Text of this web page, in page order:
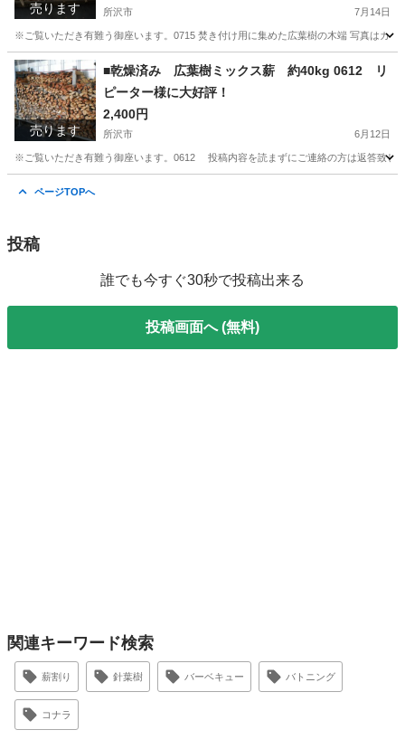
売ります 所沢市 7月14日
※ご覧いただき有難う御座います。0715 焚き付け用に集めた広葉樹の木端 写真はカ
埼玉 所沢市 その他 木端
売ります
■乾燥済み 広葉樹ミックス薪 約40kg 0612 リ
ピーター様に大好評！
2,400円
所沢市 6月12日
※ご覧いただき有難う御座います。0612 投稿内容を読まずにご連絡の方は返答致
ページTOPへ
投稿
誰でも今すぐ30秒で投稿出来る
投稿画面へ (無料)
関連キーワード検索
薪割り 針葉樹 バーベキュー バトニング
コナラ